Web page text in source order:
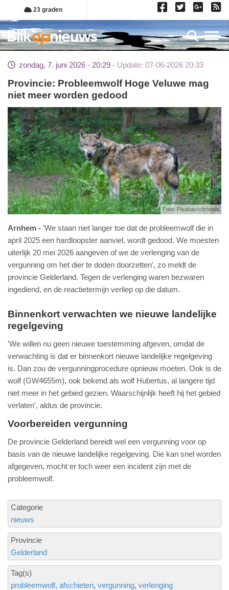
Overslaan
en
naar
de
gaan
23 graden
zondag, 7. juni 2026 - 20:29 Update: 07-06-2026 20:33
Provincie: Probleemwolf Hoge Veluwe mag
niet meer worden gedood
Foto: Pixabay/christels
Arnhem
'We staan niet langer toe dat de probleemwolf die in
april 2025 een hardloopster aanviel, wordt gedood. We moesten
uiterlijk 20 mei 2026 aangeven of we de verlenging van de
vergunning om het dier te doden doorzetten', zo meldt de
provincie Gelderland. Tegen de verlenging waren bezwaren
ingediend, en de reactietermijn verliep op die datum.
Binnenkort verwachten we nieuwe landelijke
regelgeving
'We willen nu geen nieuwe toestemming afgeven, omdat de
verwachting is dat er binnenkort nieuwe landelijke regelgeving
is. Dan zou de vergunningprocedure opnieuw moeten. Ook is de
wolf (GW4655m), ook bekend als wolf Hubertus, al langere tijd
niet meer in het gebied gezien. Waarschijnlijk heeft hij het gebied
verlaten', aldus de provincie.
Voorbereiden vergunning
De provincie Gelderland bereidt wel een vergunning voor op
basis van de nieuwe landelijke regelgeving. Die kan snel worden
afgegeven, mocht er toch weer een incident zijn met de
probleemwolf.
Categorie
nieuws
Provincie
Gelderland
Tag(s)
probleemwolf afschieten vergunning verlenging